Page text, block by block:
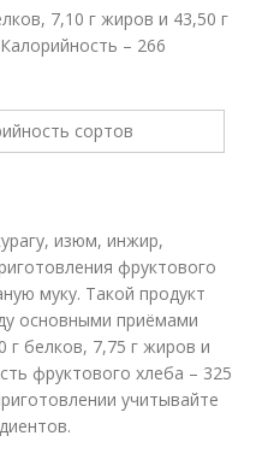
7,10 г жиров и 43,50 г
– 266
изюм, инжир,
фруктового
муку. Такой продукт
основными приёмами
г белков, 7,75 г жиров и
фруктового хлеба – 325
учитывайте